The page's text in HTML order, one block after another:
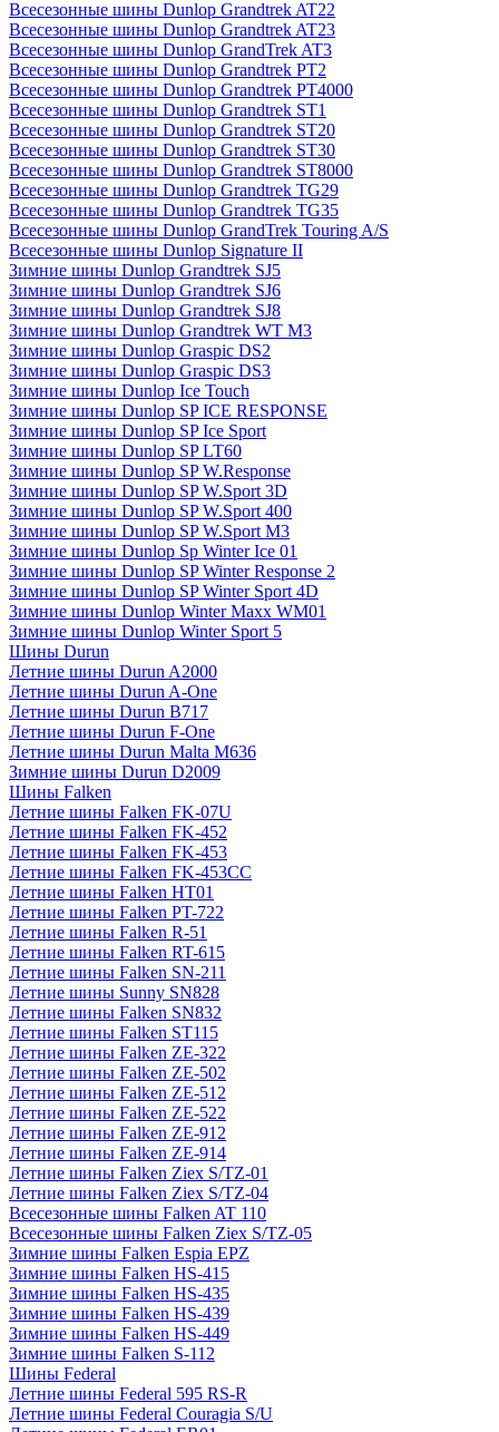
Всесезонные шины Dunlop Grandtrek AT22
Всесезонные шины Dunlop Grandtrek AT23
Всесезонные шины Dunlop GrandTrek AT3
Всесезонные шины Dunlop Grandtrek PT2
Всесезонные шины Dunlop Grandtrek PT4000
Всесезонные шины Dunlop Grandtrek ST1
Всесезонные шины Dunlop Grandtrek ST20
Всесезонные шины Dunlop Grandtrek ST30
Всесезонные шины Dunlop Grandtrek ST8000
Всесезонные шины Dunlop Grandtrek TG29
Всесезонные шины Dunlop Grandtrek TG35
Всесезонные шины Dunlop GrandTrek Touring A/S
Всесезонные шины Dunlop Signature II
Зимние шины Dunlop Grandtrek SJ5
Зимние шины Dunlop Grandtrek SJ6
Зимние шины Dunlop Grandtrek SJ8
Зимние шины Dunlop Grandtrek WT M3
Зимние шины Dunlop Graspic DS2
Зимние шины Dunlop Graspic DS3
Зимние шины Dunlop Ice Touch
Зимние шины Dunlop SP ICE RESPONSE
Зимние шины Dunlop SP Ice Sport
Зимние шины Dunlop SP LT60
Зимние шины Dunlop SP W.Response
Зимние шины Dunlop SP W.Sport 3D
Зимние шины Dunlop SP W.Sport 400
Зимние шины Dunlop SP W.Sport M3
Зимние шины Dunlop Sp Winter Ice 01
Зимние шины Dunlop SP Winter Response 2
Зимние шины Dunlop SP Winter Sport 4D
Зимние шины Dunlop Winter Maxx WM01
Зимние шины Dunlop Winter Sport 5
Шины Durun
Летние шины Durun A2000
Летние шины Durun A-One
Летние шины Durun B717
Летние шины Durun F-One
Летние шины Durun Malta M636
Зимние шины Durun D2009
Шины Falken
Летние шины Falken FK-07U
Летние шины Falken FK-452
Летние шины Falken FK-453
Летние шины Falken FK-453CC
Летние шины Falken HT01
Летние шины Falken PT-722
Летние шины Falken R-51
Летние шины Falken RT-615
Летние шины Falken SN-211
Летние шины Sunny SN828
Летние шины Falken SN832
Летние шины Falken ST115
Летние шины Falken ZE-322
Летние шины Falken ZE-502
Летние шины Falken ZE-512
Летние шины Falken ZE-522
Летние шины Falken ZE-912
Летние шины Falken ZE-914
Летние шины Falken Ziex S/TZ-01
Летние шины Falken Ziex S/TZ-04
Всесезонные шины Falken AT 110
Всесезонные шины Falken Ziex S/TZ-05
Зимние шины Falken Espia EPZ
Зимние шины Falken HS-415
Зимние шины Falken HS-435
Зимние шины Falken HS-439
Зимние шины Falken HS-449
Зимние шины Falken S-112
Шины Federal
Летние шины Federal 595 RS-R
Летние шины Federal Couragia S/U